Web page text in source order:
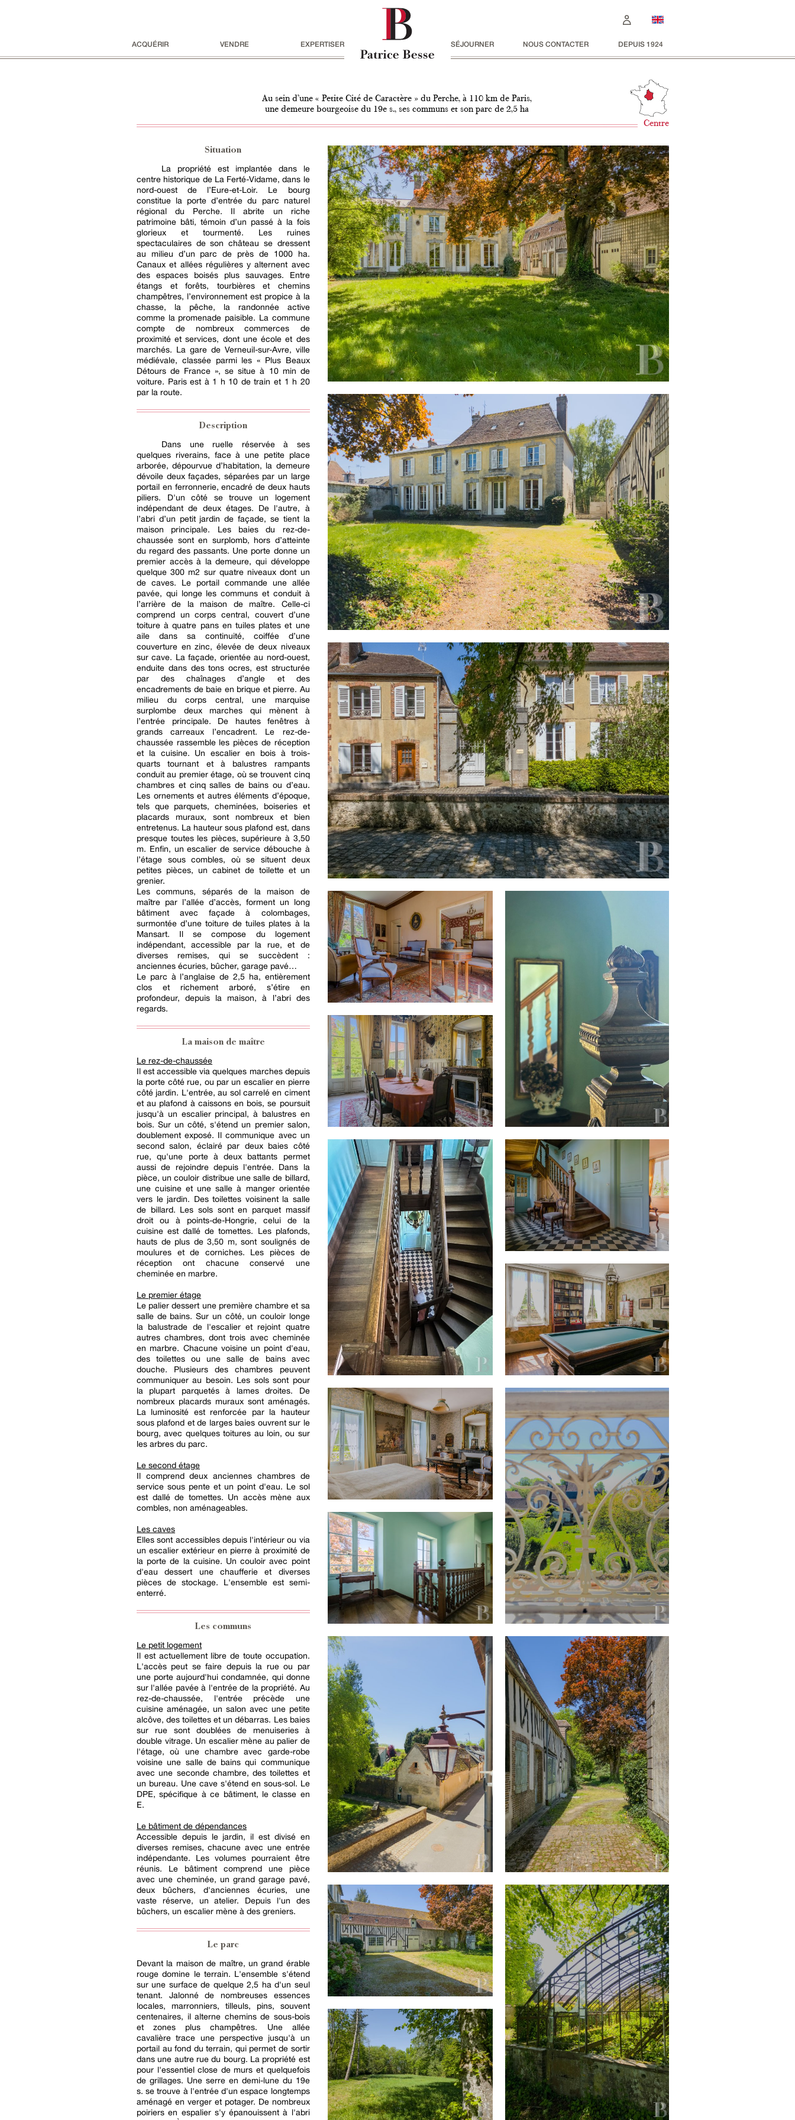
ACQUÉRIR VENDRE EXPERTISER SÉJOURNER NOUS CONTACTER DEPUIS 1924
Au sein d’une « Petite Cité de Caractère » du Perche, à 110 km de Paris,
une demeure bourgeoise du 19e s., ses communs et son parc de 2,5 ha
Centre
Situation
La propriété est implantée dans le
centre historique de La Ferté-Vidame, dans le
nord-ouest de l’Eure-et-Loir. Le bourg
constitue la porte d’entrée du parc naturel
régional du Perche. Il abrite un riche
patrimoine bâti, témoin d’un passé à la fois
glorieux et tourmenté. Les ruines
spectaculaires de son château se dressent
au milieu d’un parc de près de 1000 ha.
Canaux et allées régulières y alternent avec
des espaces boisés plus sauvages. Entre
étangs et forêts, tourbières et chemins
champêtres, l’environnement est propice à la
chasse, la pêche, la randonnée active
comme la promenade paisible. La commune
compte de nombreux commerces de
proximité et services, dont une école et des
marchés. La gare de Verneuil-sur-Avre, ville
médiévale, classée parmi les « Plus Beaux
Détours de France », se situe à 10 min de
voiture. Paris est à 1 h 10 de train et 1 h 20
par la route.
Description
Dans une ruelle réservée à ses
quelques riverains, face à une petite place
arborée, dépourvue d’habitation, la demeure
dévoile deux façades, séparées par un large
portail en ferronnerie, encadré de deux hauts
piliers. D'un côté se trouve un logement
indépendant de deux étages. De l'autre, à
l’abri d’un petit jardin de façade, se tient la
maison principale. Les baies du rez-de-
chaussée sont en surplomb, hors d’atteinte
du regard des passants. Une porte donne un
premier accès à la demeure, qui développe
quelque 300 m2 sur quatre niveaux dont un
de caves. Le portail commande une allée
pavée, qui longe les communs et conduit à
l’arrière de la maison de maître. Celle-ci
comprend un corps central, couvert d’une
toiture à quatre pans en tuiles plates et une
aile dans sa continuité, coiffée d’une
couverture en zinc, élevée de deux niveaux
sur cave. La façade, orientée au nord-ouest,
enduite dans des tons ocres, est structurée
par des chaînages d’angle et des
encadrements de baie en brique et pierre. Au
milieu du corps central, une marquise
surplombe deux marches qui mènent à
l’entrée principale. De hautes fenêtres à
grands carreaux l’encadrent. Le rez-de-
chaussée rassemble les pièces de réception
et la cuisine. Un escalier en bois à trois-
quarts tournant et à balustres rampants
conduit au premier étage, où se trouvent cinq
chambres et cinq salles de bains ou d’eau.
Les ornements et autres éléments d’époque,
tels que parquets, cheminées, boiseries et
placards muraux, sont nombreux et bien
entretenus. La hauteur sous plafond est, dans
presque toutes les pièces, supérieure à 3,50
m. Enfin, un escalier de service débouche à
l’étage sous combles, où se situent deux
petites pièces, un cabinet de toilette et un
grenier.
Les communs, séparés de la maison de
maître par l’allée d’accès, forment un long
bâtiment avec façade à colombages,
surmontée d’une toiture de tuiles plates à la
Mansart. Il se compose du logement
indépendant, accessible par la rue, et de
diverses remises, qui se succèdent :
anciennes écuries, bûcher, garage pavé…
Le parc à l’anglaise de 2,5 ha, entièrement
clos et richement arboré, s’étire en
profondeur, depuis la maison, à l’abri des
regards.
La maison de maître
Le rez-de-chaussée
Il est accessible via quelques marches depuis
la porte côté rue, ou par un escalier en pierre
côté jardin. L'entrée, au sol carrelé en ciment
et au plafond à caissons en bois, se poursuit
jusqu'à un escalier principal, à balustres en
bois. Sur un côté, s'étend un premier salon,
doublement exposé. Il communique avec un
second salon, éclairé par deux baies côté
rue, qu'une porte à deux battants permet
aussi de rejoindre depuis l'entrée. Dans la
pièce, un couloir distribue une salle de billard,
une cuisine et une salle à manger orientée
vers le jardin. Des toilettes voisinent la salle
de billard. Les sols sont en parquet massif
droit ou à points-de-Hongrie, celui de la
cuisine est dallé de tomettes. Les plafonds,
hauts de plus de 3,50 m, sont soulignés de
moulures et de corniches. Les pièces de
réception ont chacune conservé une
cheminée en marbre.
Le premier étage
Le palier dessert une première chambre et sa
salle de bains. Sur un côté, un couloir longe
la balustrade de l'escalier et rejoint quatre
autres chambres, dont trois avec cheminée
en marbre. Chacune voisine un point d'eau,
des toilettes ou une salle de bains avec
douche. Plusieurs des chambres peuvent
communiquer au besoin. Les sols sont pour
la plupart parquetés à lames droites. De
nombreux placards muraux sont aménagés.
La luminosité est renforcée par la hauteur
sous plafond et de larges baies ouvrent sur le
bourg, avec quelques toitures au loin, ou sur
les arbres du parc.
Le second étage
Il comprend deux anciennes chambres de
service sous pente et un point d'eau. Le sol
est dallé de tomettes. Un accès mène aux
combles, non aménageables.
Les caves
Elles sont accessibles depuis l'intérieur ou via
un escalier extérieur en pierre à proximité de
la porte de la cuisine. Un couloir avec point
d'eau dessert une chaufferie et diverses
pièces de stockage. L'ensemble est semi-
enterré.
Les communs
Le petit logement
Il est actuellement libre de toute occupation.
L'accès peut se faire depuis la rue ou par
une porte aujourd'hui condamnée, qui donne
sur l'allée pavée à l'entrée de la propriété. Au
rez-de-chaussée, l'entrée précède une
cuisine aménagée, un salon avec une petite
alcôve, des toilettes et un débarras. Les baies
sur rue sont doublées de menuiseries à
double vitrage. Un escalier mène au palier de
l'étage, où une chambre avec garde-robe
voisine une salle de bains qui communique
avec une seconde chambre, des toilettes et
un bureau. Une cave s'étend en sous-sol. Le
DPE, spécifique à ce bâtiment, le classe en
E.
Le bâtiment de dépendances
Accessible depuis le jardin, il est divisé en
diverses remises, chacune avec une entrée
indépendante. Les volumes pourraient être
réunis. Le bâtiment comprend une pièce
avec une cheminée, un grand garage pavé,
deux bûchers, d'anciennes écuries, une
vaste réserve, un atelier. Depuis l'un des
bûchers, un escalier mène à des greniers.
Le parc
Devant la maison de maître, un grand érable
rouge domine le terrain. L'ensemble s'étend
sur une surface de quelque 2,5 ha d'un seul
tenant. Jalonné de nombreuses essences
locales, marronniers, tilleuls, pins, souvent
centenaires, il alterne chemins de sous-bois
et zones plus champêtres. Une allée
cavalière trace une perspective jusqu'à un
portail au fond du terrain, qui permet de sortir
dans une autre rue du bourg. La propriété est
pour l'essentiel close de murs et quelquefois
de grillages. Une serre en demi-lune du 19e
s. se trouve à l'entrée d'un espace longtemps
aménagé en verger et potager. De nombreux
poiriers en espalier s'y épanouissent à l'abri